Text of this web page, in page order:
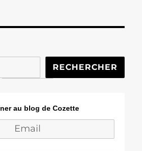
RECHERCHER
au blog de Cozette